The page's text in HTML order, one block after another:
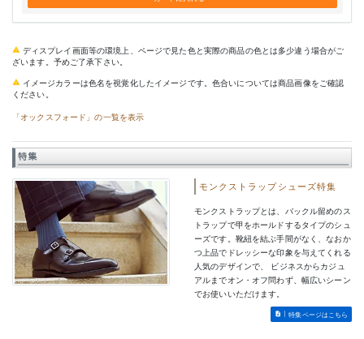
ディスプレイ画面等の環境上、ページで見た色と実際の商品の色とは多少違う場合がご
ざいます。予めご了承下さい。
イメージカラーは色名を視覚化したイメージです。色合いについては商品画像をご確認
ください。
「オックスフォード」の一覧を表示
特集
モンクストラップシューズ特集
モンクストラップとは、バックル留めのス
トラップで甲をホールドするタイプのシュ
ーズです。靴紐を結ぶ手間がなく、なおか
つ上品でドレッシーな印象を与えてくれる
人気のデザインで、 ビジネスからカジュ
アルまでオン・オフ問わず、幅広いシーン
でお使いいただけます。
特集ページはこちら